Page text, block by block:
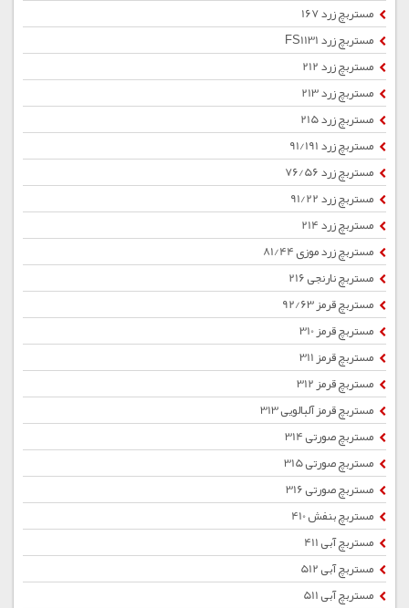
مستربچ زرد 167
مستربچ زرد FS1131
مستربچ زرد 212
مستربچ زرد 213
مستربچ زرد 215
مستربچ زرد 91/191
مستربچ زرد 76/56
مستربچ زرد 91/22
مستربچ زرد 214
مستربچ زرد موزی 81/44
مستربچ نارنجی 216
مستربچ قرمز 92/63
مستربچ قرمز 310
مستربچ قرمز 311
مستربچ قرمز 312
مستربچ قرمز آلبالویی 313
مستربچ صورتی 314
مستربچ صورتی 315
مستربچ صورتی 316
مستربچ بنفش 410
مستربچ آبی 411
مستربچ آبی 512
مستربچ آبی 511